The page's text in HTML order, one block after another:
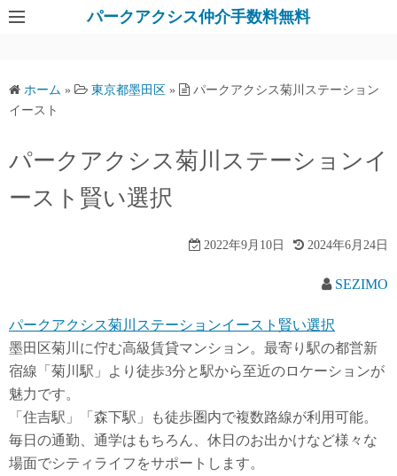
パークアクシス仲介手数料無料
ホーム » 東京都墨田区 »
パークアクシス菊川ステーション
イースト
パークアクシス菊川ステーションイ
ースト賢い選択
2022年9月10日 2024年6月24日
SEZIMO
パークアクシス菊川ステーションイースト賢い選択
墨田区菊川に佇む高級賃貸マンション。最寄り駅の都営新
宿線「菊川駅」より徒歩3分と駅から至近のロケーションが
魅力です。
「住吉駅」「森下駅」も徒歩圏内で複数路線が利用可能。
毎日の通勤、通学はもちろん、休日のお出かけなど様々な
場面でシティライフをサポートします。